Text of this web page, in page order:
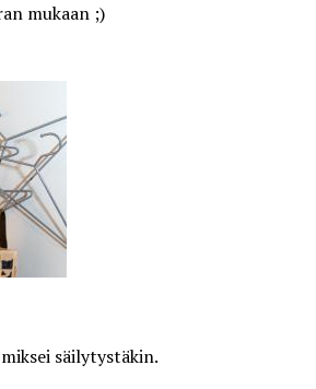
mukaan ;)
säilytystäkin.